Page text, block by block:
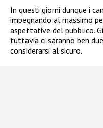
In questi giorni dunque i
impegnando al massimo
aspettative del pubblico.
tuttavia ci saranno ben
considerarsi al sicuro.